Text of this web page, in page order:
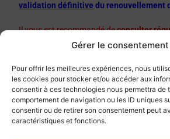
Gérer le
Pour offrir les meilleures expériences, nous
les cookies pour stocker et/ou accéder aux
consentir à ces technologies nous permettra de
comportement de navigation ou les ID uniques
consentir ou de retirer son consentement peut
caractéristiques et fonctions.
validation définitive du renouvellement
Il vous est recommandé deconsulter
boites Spam ou «indésirables» de votre
nécessitant une action de votre part .
Bonne et belle nouvelle saison sportive à
Le Directeur